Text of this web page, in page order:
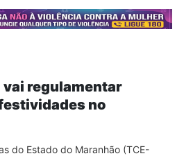
vai regulamentar
no
do Estado do Maranhão (TCE-